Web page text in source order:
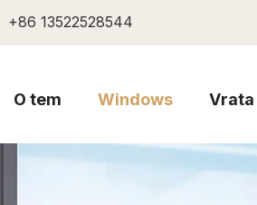
+86 13522528544
O tem Windows Vrata